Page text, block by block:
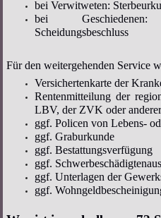
bei Verwitweten:
bei
Scheidungsbeschluss
Für den weitergehenden Service
Versichertenkarte der
Rentenmitteilung der
LBV, der ZVK oder
ggf. Policen von Lebens-
ggf. Graburkunde
ggf. Bestattungsverfügung
ggf.
ggf. Unterlagen der
ggf.